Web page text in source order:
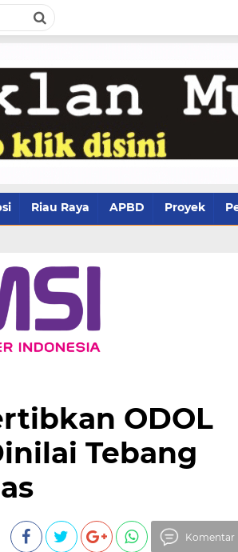
Riau Raya APBD Proyek
ODOL
Tebang
Komentar